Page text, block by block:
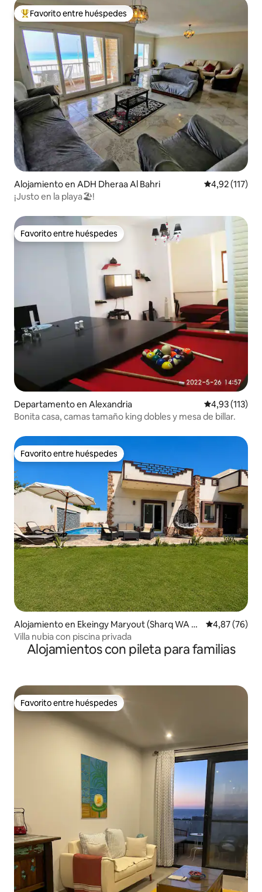
Favorito entre los huéspedes más destacados
Favorito entre huéspedes
Alojamiento en ADH Dheraa Al Bahri Calificación
4,92 (117)
¡Justo en la playa🏖!
Favorito entre huéspedes
Favorito entre huéspedes
Departamento en Alexandria Calificación
4,93 (113)
Bonita casa, camas tamaño king dobles y mesa de billar.
Favorito entre huéspedes
Favorito entre huéspedes
Alojamiento en Ekeingy Maryout (Sharq WA G
harb)
Calificación
4,87 (76)
Villa nubia con piscina privada
Alojamientos con pileta para familias
Favorito entre huéspedes
Favorito entre huéspedes